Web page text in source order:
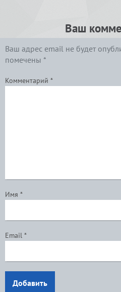
Ваш
Ваш адрес email не будет
помечены *
Комментарий *
Имя *
Email *
Добавить